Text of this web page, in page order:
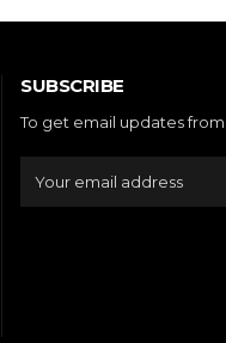
SUBSCRIBE
To get email updates